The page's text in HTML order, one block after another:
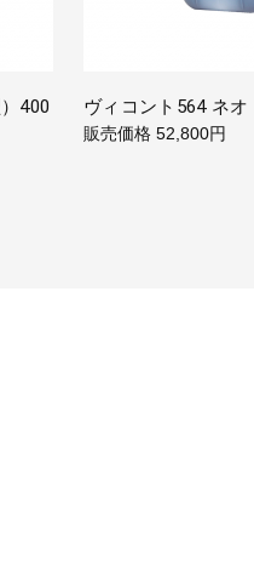
400
ヴィコント564 ネ
販売価格 52,800円